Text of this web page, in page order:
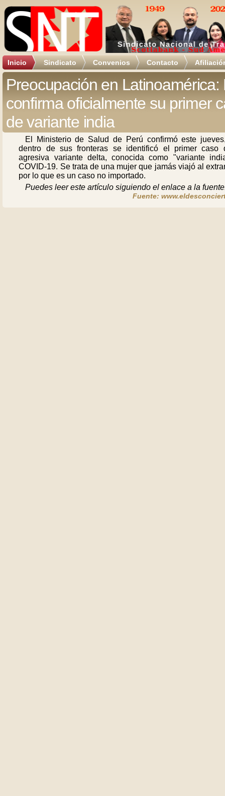
Inicio Sindicato Convenios Contacto
Preocupación en Latinoamérica:
confirma oficialmente su primer
de variante india
El Ministerio de Salud de Perú confirmó este
dentro de sus fronteras se identificó el primer caso
agresiva variante delta, conocida como "variante
COVID-19. Se trata de una mujer que jamás viajó al
por lo que es un caso no importado.
Puedes leer este artículo siguiendo el enlace a la
Fuente: